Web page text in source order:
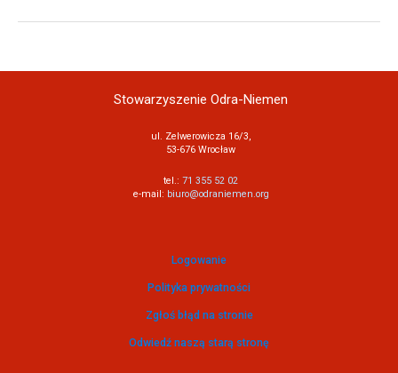
Stowarzyszenie Odra-Niemen
ul. Zelwerowicza 16/3,
53-676 Wrocław
tel.: 71 355 52 02
e-mail: biuro@odraniemen.org
Logowanie
Polityka prywatności
Zgłoś błąd na stronie
Odwiedź naszą starą stronę